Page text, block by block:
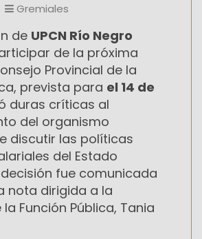
Gremiales
de UPCN Río Negro
de la próxima
Provincial de la
prevista para el 14 de
duras críticas al
del organismo
discutir las políticas
del Estado
fue comunicada
nota dirigida a la
Función Pública, Tania